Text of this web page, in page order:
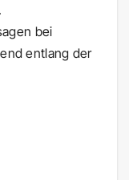
bei
entlang der